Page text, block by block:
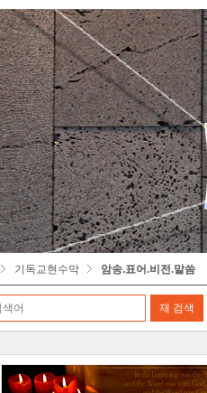
기독교현수막 암송.표어.비전.말씀